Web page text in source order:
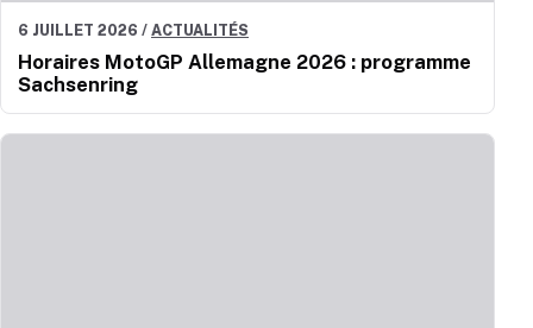
6 JUILLET 2026 / ACTUALITÉS
Horaires MotoGP Allemagne 2026 : programme
Sachsenring